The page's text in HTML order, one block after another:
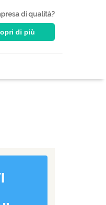
di qualità?
di più